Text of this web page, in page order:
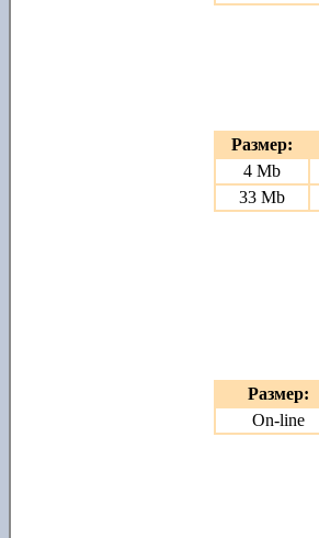
Размер:
4 Mb
33 Mb
Размер:
On-line